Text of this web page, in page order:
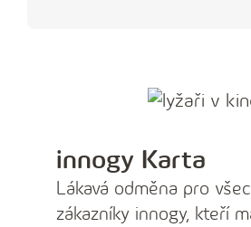
innogy Karta
Lákavá odměna pro
zákazníky innogy, kteří